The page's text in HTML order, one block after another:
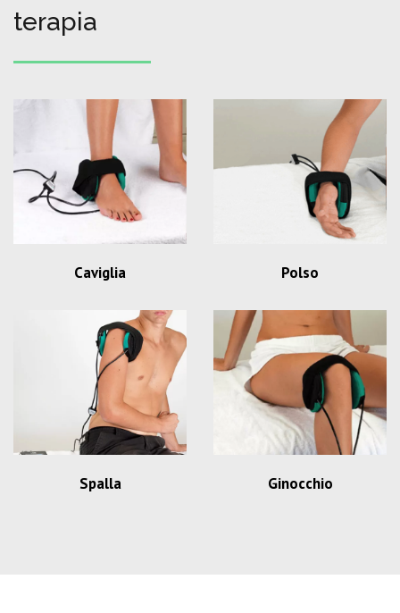
terapia
Caviglia Polso
Spalla Ginocchio